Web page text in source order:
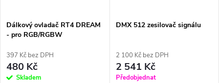
p
r
s
p
r
Dálkový ovladač RT4 DREAM
- pro RGB/RGBW
397 Kč bez DPH
480 Kč
Skladem
DMX 512 zesilovač signálu
2 100 Kč bez DPH
2 541 Kč
Předobjednat